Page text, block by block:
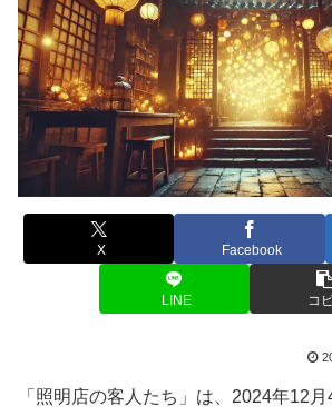
X Facebook
LINE コ
「照明店の客人たち」は、2024年12